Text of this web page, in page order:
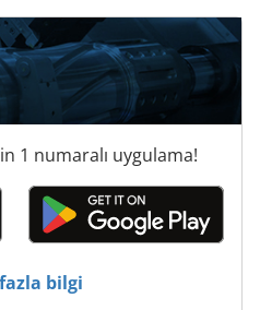
1 numaralı uygulama!
bilgi